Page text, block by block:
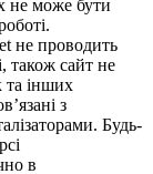
не може бути
не проводить
також сайт не
та інших
з
Будь-
в